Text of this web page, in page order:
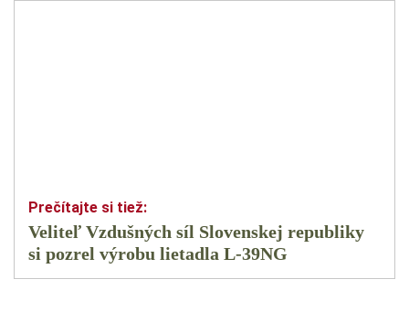
Veliteľ Vzdušných síl Slovenskej republiky
si pozrel výrobu lietadla L-39NG